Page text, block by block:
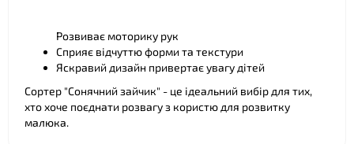
Розвиває моторику рук
Сприяє відчуттю форми та текстури
Яскравий дизайн привертає увагу дітей
Сортер "Сонячний зайчик" - це ідеальний вибір для тих,
хто хоче поєднати розвагу з користю для розвитку
малюка.
❤